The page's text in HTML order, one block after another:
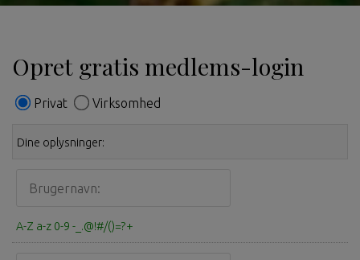
Opret gratis medlems-login
Privat Virksomhed
Dine oplysninger:
A-Z a-z 0-9 -_.@!#/()=?+